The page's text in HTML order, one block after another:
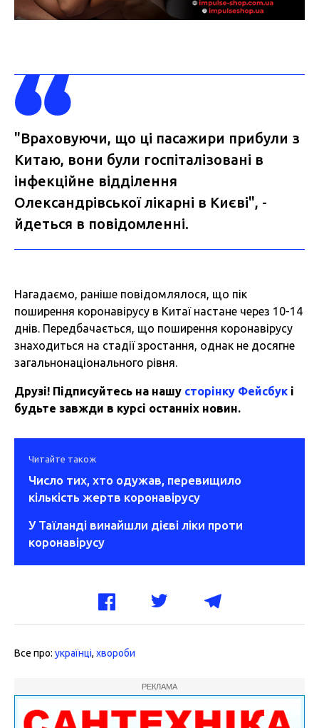
"Враховуючи, що ці пасажири прибули з
Китаю, вони були госпіталізовані в
інфекційне відділення
Олександрівської лікарні в Києві", -
йдеться в повідомленні.
Нагадаємо, раніше повідомлялося, що пік
поширення коронавірусу в Китаї настане через 10-14
днів. Передбачається, що поширення коронавірусу
знаходиться на стадії зростання, однак не досягне
загальнонаціонального рівня.
Друзі! Підписуйтесь на нашу сторінку Фейсбук і
будьте завжди в курсі останніх новин.
Читайте також
Число тих, хто одужав, перевищило
кількість жертв коронавірусу
У Таїланді винайшли дієві ліки проти
коронавірусу
Все про: українці, хвороби
РЕКЛАМА